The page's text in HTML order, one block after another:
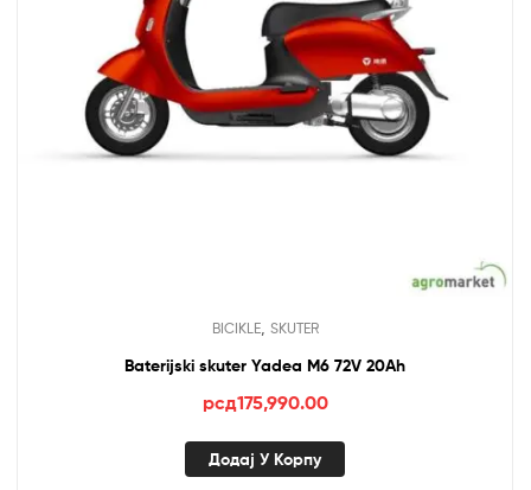
BICIKLE, SKUTER
Baterijski skuter Yadea M6 72V 20Ah
рсд175,990.00
Додај У Корпу